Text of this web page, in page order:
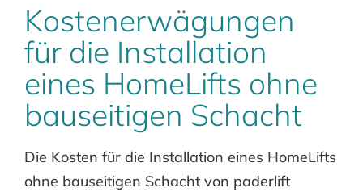
Kostenerwägungen
für die Installation
eines HomeLifts ohne
bauseitigen Schacht
Die Kosten für die Installation eines HomeLifts
ohne bauseitigen Schacht von paderlift